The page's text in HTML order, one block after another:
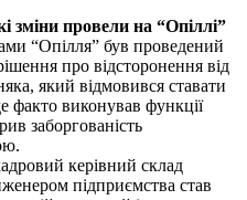
зміни провели на “Опіллі”
“Опілля” був проведений
про відсторонення від
який відмовився ставати
факто виконував функції
заборгованість
керівний склад
підприємства став